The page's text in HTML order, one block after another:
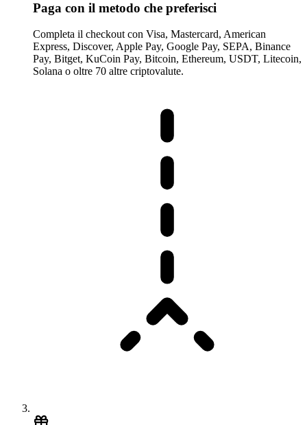
Paga con il metodo che preferisci
Completa il checkout con Visa, Mastercard, American
Express, Discover, Apple Pay, Google Pay, SEPA, Binance
Pay, Bitget, KuCoin Pay, Bitcoin, Ethereum, USDT, Litecoin,
Solana o oltre 70 altre criptovalute.